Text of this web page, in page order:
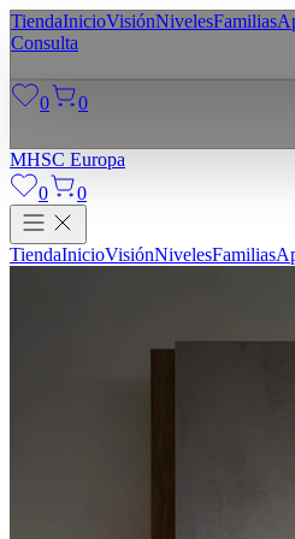
TiendaInicioVisiónNivelesFamilias
Consulta
0 0
MHSC Europa
0
0
TiendaInicioVisiónNivelesFamilias